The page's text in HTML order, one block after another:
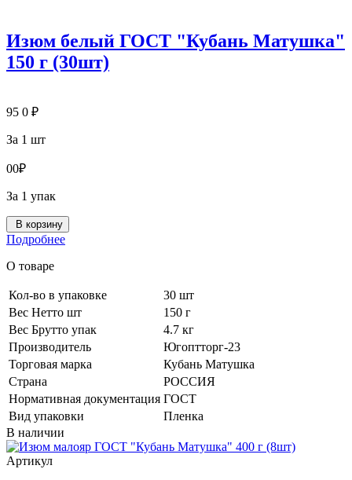
Изюм белый ГОСТ "Кубань Матушка"
150 г (30шт)
95 0 ₽
За 1 шт
00₽
За 1 упак
В корзину
Подробнее
О товаре
Кол-во в упаковке
30 шт
Вес Нетто шт
150 г
Вес Брутто упак
4.7 кг
Производитель
Югоптторг-23
Торговая марка
Кубань Матушка
Страна
РОССИЯ
Нормативная документация ГОСТ
Вид упаковки
Пленка
В наличии
Артикул